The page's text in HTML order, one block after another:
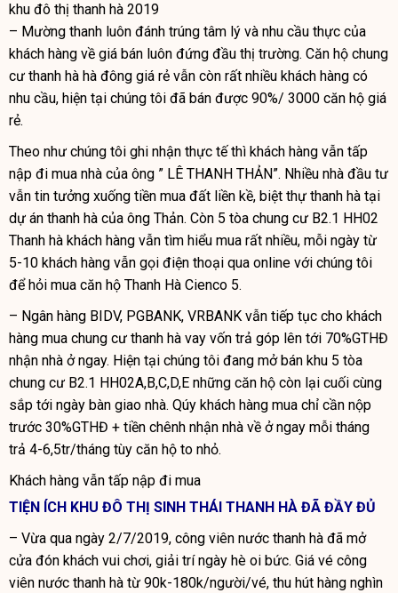
khu đô thị thanh hà 2019
– Mường thanh luôn đánh trúng tâm lý và nhu cầu thực của
khách hàng về giá bán luôn đứng đầu thị trường. Căn hộ chung
cư thanh hà hà đông giá rẻ vẫn còn rất nhiều khách hàng có
nhu cầu, hiện tại chúng tôi đã bán được 90%/ 3000 căn hộ giá
rẻ.
Theo như chúng tôi ghi nhận thực tế thì khách hàng vẫn tấp
nập đi mua nhà của ông ” LÊ THANH THẢN”. Nhiều nhà đầu tư
vẫn tin tưởng xuống tiền mua đất liền kề, biệt thự thanh hà tại
dự án thanh hà của ông Thản. Còn 5 tòa chung cư B2.1 HH02
Thanh hà khách hàng vẫn tìm hiểu mua rất nhiều, mỗi ngày từ
5-10 khách hàng vẫn gọi điện thoại qua online với chúng tôi
để hỏi mua căn hộ Thanh Hà Cienco 5.
– Ngân hàng BIDV, PGBANK, VRBANK vẫn tiếp tục cho khách
hàng mua chung cư thanh hà vay vốn trả góp lên tới 70%GTHĐ
nhận nhà ở ngay. Hiện tại chúng tôi đang mở bán khu 5 tòa
chung cư B2.1 HH02A,B,C,D,E những căn hộ còn lại cuối cùng
sắp tới ngày bàn giao nhà. Qúy khách hàng mua chỉ cần nộp
trước 30%GTHĐ + tiền chênh nhận nhà về ở ngay mỗi tháng
trả 4-6,5tr/tháng tùy căn hộ to nhỏ.
Khách hàng vẫn tấp nập đi mua
TIỆN ÍCH KHU ĐÔ THỊ SINH THÁI THANH HÀ ĐÃ ĐẦY ĐỦ
– Vừa qua ngày 2/7/2019, công viên nước thanh hà đã mở
cửa đón khách vui chơi, giải trí ngày hè oi bức. Giá vé công
viên nước thanh hà từ 90k-180k/người/vé, thu hút hàng nghìn